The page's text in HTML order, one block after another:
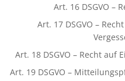
Art. 16 DSGVO –
Art. 17 DSGVO –
Art. 18 DSGVO – Recht auf
Art. 19 DSGVO –